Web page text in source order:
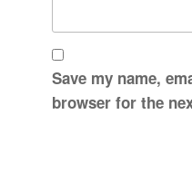
Save my name,
browser for the